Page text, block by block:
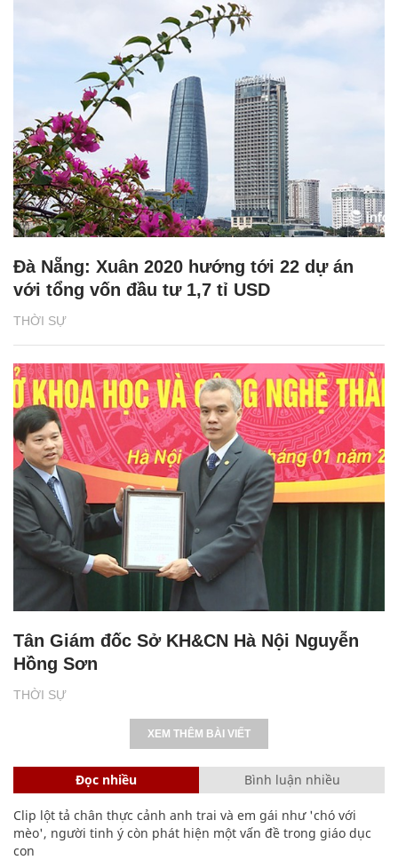
THỜI SỰ
Đà Nẵng: Xuân 2020 hướng tới 22 dự án
với tổng vốn đầu tư 1,7 tỉ USD
THỜI SỰ
Tân Giám đốc Sở KH&CN Hà Nội Nguyễn
Hồng Sơn
XEM THÊM BÀI VIẾT
Đọc nhiều Bình luận nhiều
Clip lột tả chân thực cảnh anh trai và em gái như 'chó với
mèo', người tinh ý còn phát hiện một vấn đề trong giáo dục
con